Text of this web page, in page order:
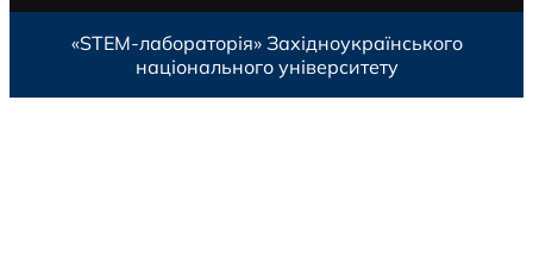
«STEM-лабораторія» Західноукраїнського
національного університету